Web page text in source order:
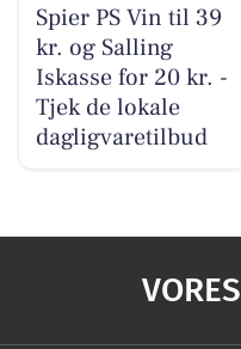
Spier PS Vin til 39
kr. og Salling
Iskasse for 20 kr. -
Tjek de lokale
dagligvaretilbud
VORES